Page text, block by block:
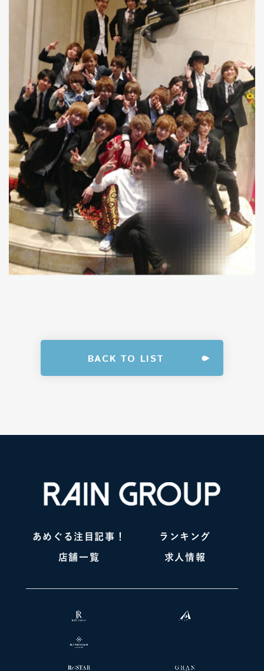
BACK TO LIST
あめぐる注目記事！ ランキング
店舗一覧 求人情報